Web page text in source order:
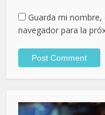
Guarda mi
navegador para la